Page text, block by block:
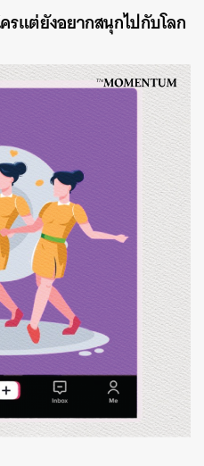
แต่ยังอยากสนุกไปกับโลก